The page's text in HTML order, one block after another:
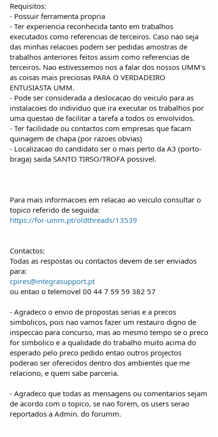
Requisitos:
- Possuir ferramenta propria
- Ter experiencia reconhecida tanto em trabalhos
executados como referencias de terceiros. Caso nao seja
das minhas relacoes podem ser pedidas amostras de
trabalhos anteriores feitos assim como referencias de
terceiros. Nao estivessemos nos a falar dos nossos UMM's
as coisas mais preciosas PARA O VERDADEIRO
ENTUSIASTA UMM.
- Pode ser considerada a deslocacao do veiculo para as
instalacoes do individuo que ira executar os trabalhos por
uma questao de facilitar a tarefa a todos os envolvidos.
- Ter facilidade ou contactos com empresas que facam
quinagem de chapa (por razoes obvias)
- Localizacao do candidato ser o mais perto da A3 (porto-
braga) saida SANTO TIRSO/TROFA possivel.
Para mais informacoes em relacao ao veiculo consultar o
topico referido de seguida:
https://for-umm.pt/oldthreads/13539
Contactos:
Todas as respostas ou contactos devem de ser enviados
para:
cpires@integrasupport.pt
ou entao o telemovel 00 44 7 59 59 382 57
- Agradeco o envio de propostas serias e a precos
simbolicos, pois nao vamos fazer um restauro digno de
inspeccao para concurso, mas ao mesmo tempo se o preco
for simbolico e a qualidade do trabalho muito acima do
esperado pelo preco pedido entao outros projectos
poderao ser oferecidos dentro dos ambientes que me
relaciono, e quem sabe parceria.
- Agradeco que todas as mensagens ou comentarios sejam
de acordo com o topico, se nao forem, os users serao
reportados a Admin. do forumm.